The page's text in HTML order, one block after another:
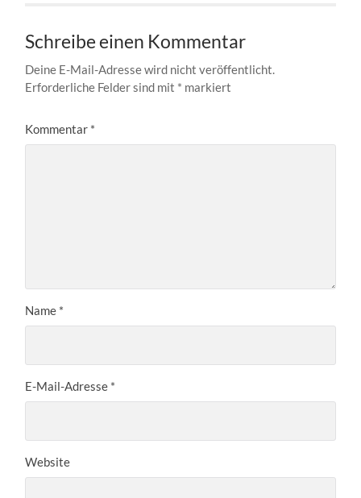
Schreibe einen Kommentar
Deine E-Mail-Adresse wird nicht veröffentlicht.
Erforderliche Felder sind mit * markiert
Kommentar *
Name *
E-Mail-Adresse *
Website